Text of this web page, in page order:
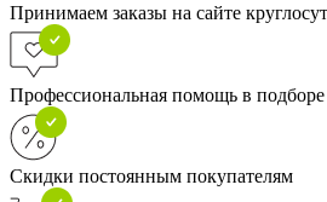
Принимаем заказы на сайте
Профессиональная помощь в подборе
Скидки постоянным покупателям